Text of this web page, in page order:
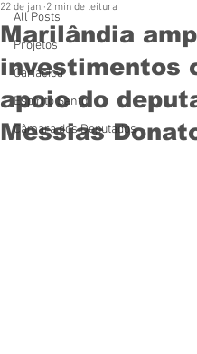
All Posts
Projetos
Cariacica
Espírito Santo
Câmara dos Deputados
Marilândia
investimentos
apoio do
Messias
22 de jan. 2 min de leitura